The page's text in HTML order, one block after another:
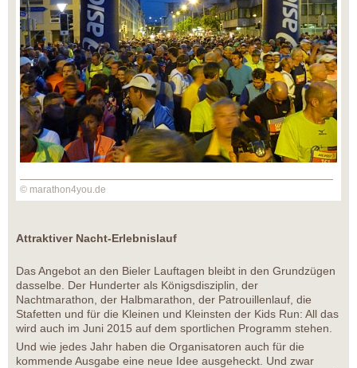
© marathon4you.de
Attraktiver Nacht-Erlebnislauf
Das Angebot an den Bieler Lauftagen bleibt in den Grundzügen
dasselbe. Der Hunderter als Königsdisziplin, der
Nachtmarathon, der Halbmarathon, der Patrouillenlauf, die
Stafetten und für die Kleinen und Kleinsten der Kids Run: All das
wird auch im Juni 2015 auf dem sportlichen Programm stehen.
Und wie jedes Jahr haben die Organisatoren auch für die
kommende Ausgabe eine neue Idee ausgeheckt. Und zwar